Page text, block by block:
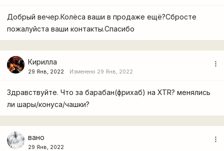
Добрый вечер.Колёса ваши в продаже ещё?Сбросте
пожалуйста ваши контакты.Спасибо
Кирилла
29 Янв, 2022 Изменено 29 Янв, 2022
more_vert
Здравствуйте. Что за барабан(фрихаб) на XTR? менялись
ли шары/конуса/чашки?
вано
29 Янв, 2022
more_vert